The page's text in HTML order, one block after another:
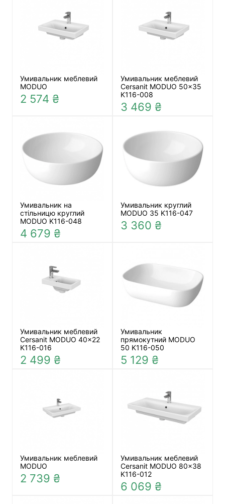
Умивальник меблевий
MODUO
2 574 ₴
Умивальник меблевий
Cersanit MODUO 50x35
K116-008
3 469 ₴
Умивальник на
стільницю круглий
MODUO K116-048
4 679 ₴
Умивальник круглий
MODUO 35 K116-047
3 360 ₴
Умивальник меблевий
Cersanit MODUO 40x22
K116-016
2 499 ₴
Умивальник
прямокутний MODUO
50 K116-050
5 129 ₴
Умивальник меблевий
MODUO
2 739 ₴
Умивальник меблевий
Cersanit MODUO 80x38
K116-012
6 069 ₴